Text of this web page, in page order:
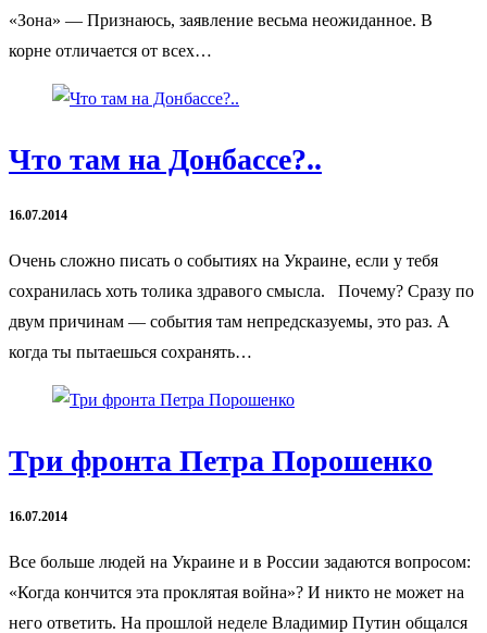
«Зона» — Признаюсь, заявление весьма неожиданное. В
корне отличается от всех…
Что там на Донбассе?..
16.07.2014
Очень сложно писать о событиях на Украине, если у тебя
сохранилась хоть толика здравого смысла. Почему? Сразу по
двум причинам — события там непредсказуемы, это раз. А
когда ты пытаешься сохранять…
Три фронта Петра Порошенко
16.07.2014
Все больше людей на Украине и в России задаются вопросом:
«Когда кончится эта проклятая война»? И никто не может на
него ответить. На прошлой неделе Владимир Путин общался